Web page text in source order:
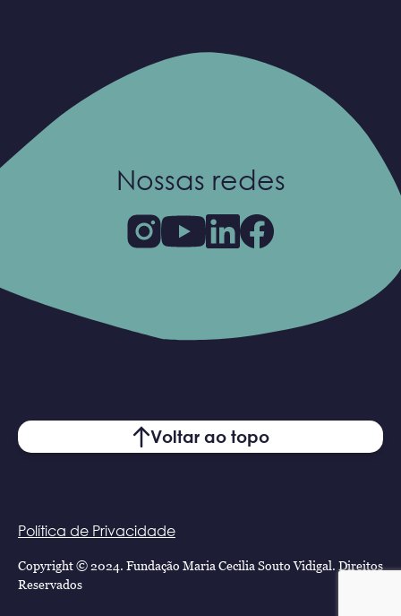
Nossas redes
Voltar ao topo
Política de Privacidade
Copyright © 2024. Fundação Maria Cecilia Souto Vidigal. Direitos
Reservados